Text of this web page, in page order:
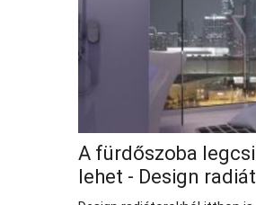
A fürdőszoba
lehet - Design